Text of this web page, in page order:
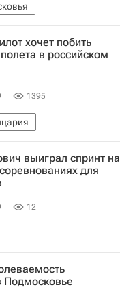
(Подмосковье)
хочет побить
в российском
1395
выиграл спринт на
для
12
Подмосковье